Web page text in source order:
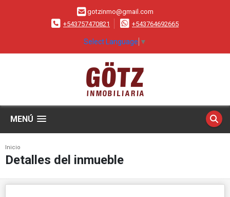
gotzinmo@gmail.com
+543757470821
+543764692665
Select Language ▼
MENÚ
Inicio
Detalles del inmueble